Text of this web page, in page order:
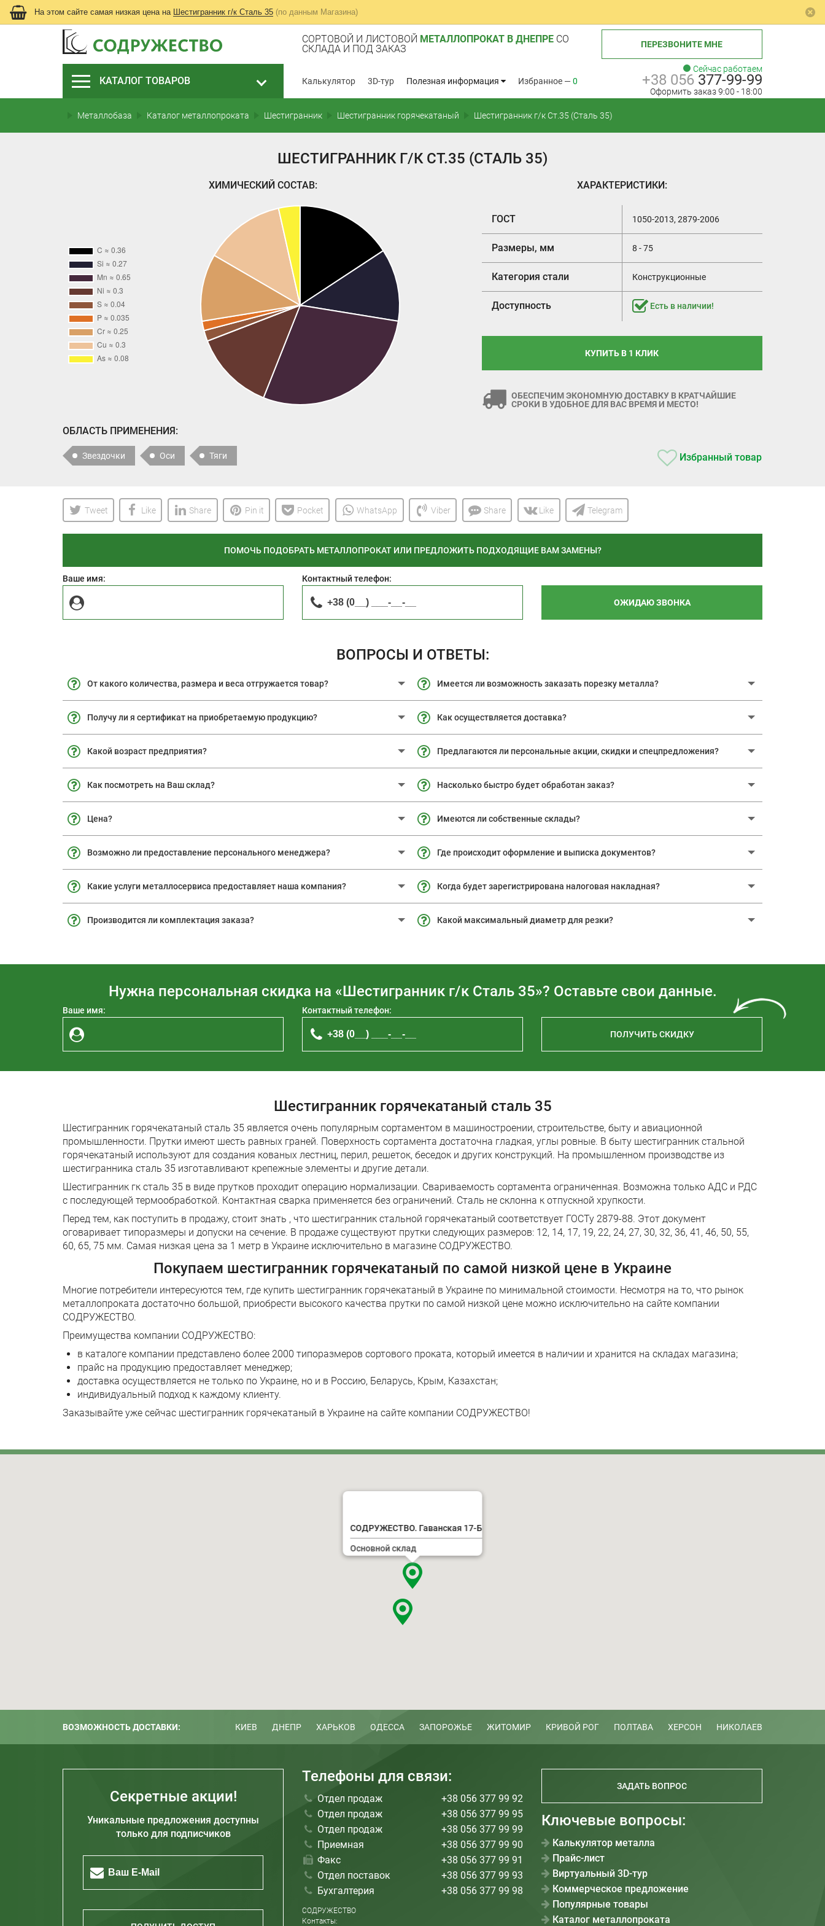
На этом сайте самая низкая цена на Шестигранник г/к Сталь 35 (по данным Магазина)
СОРТОВОЙ И ЛИСТОВОЙ МЕТАЛЛОПРОКАТ В ДНЕПРЕ СО
СКЛАДА И ПОД ЗАКАЗ
ПЕРЕЗВОНИТЕ МНЕ
КАТАЛОГ ТОВАРОВ Калькулятор 3D-тур Полезная информация Избранное —0
Сейчас работаем
+38 056 377-99-99
Оформить заказ 9:00 - 18:00
Металлобаза Каталог металлопроката Шестигранник Шестигранник горячекатаный Шестигранник г/к Ст.35 (Сталь 35)
ШЕСТИГРАННИК Г/К СТ.35 (СТАЛЬ 35)
ХИМИЧЕСКИЙ СОСТАВ: ХАРАКТЕРИСТИКИ:
ГОСТ 1050-2013, 2879-2006
Размеры, мм 8 - 75
Категория стали Конструкционные
Доступность Есть в наличии!
КУПИТЬ В 1 КЛИК
ОБЕСПЕЧИМ ЭКОНОМНУЮ ДОСТАВКУ В КРАТЧАЙШИЕ
СРОКИ В УДОБНОЕ ДЛЯ ВАС ВРЕМЯ И МЕСТО!
Избранный товар
ОБЛАСТЬ ПРИМЕНЕНИЯ:
Звездочки Оси Тяги
Tweet Like Share Pin it Pocket WhatsApp Viber Share Like Telegram
ПОМОЧЬ ПОДОБРАТЬ МЕТАЛЛОПРОКАТ ИЛИ ПРЕДЛОЖИТЬ ПОДХОДЯЩИЕ ВАМ ЗАМЕНЫ?
Ваше имя: Контактный телефон:
ОЖИДАЮ ЗВОНКА
ВОПРОСЫ И ОТВЕТЫ:
От какого количества, размера и веса отгружается товар?
Получу ли я сертификат на приобретаемую продукцию?
Какой возраст предприятия?
Как посмотреть на Ваш склад?
Цена?
Возможно ли предоставление персонального менеджера?
Какие услуги металлосервиса предоставляет наша компания?
Производится ли комплектация заказа?
Имеется ли возможность заказать порезку металла?
Как осуществляется доставка?
Предлагаются ли персональные акции, скидки и спецпредложения?
Насколько быстро будет обработан заказ?
Имеются ли собственные склады?
Где происходит оформление и выписка документов?
Когда будет зарегистрирована налоговая накладная?
Какой максимальный диаметр для резки?
Нужна персональная скидка на «Шестигранник г/к Сталь 35»? Оставьте свои данные.
Ваше имя: Контактный телефон:
ПОЛУЧИТЬ СКИДКУ
Шестигранник горячекатаный сталь 35
Шестигранник горячекатаный сталь 35 является очень популярным сортаментом в машиностроении, строительстве, быту и авиационной
промышленности. Прутки имеют шесть равных граней. Поверхность сортамента достаточна гладкая, углы ровные. В быту шестигранник стальной
горячекатаный используют для создания кованых лестниц, перил, решеток, беседок и других конструкций. На промышленном производстве из
шестигранника сталь 35 изготавливают крепежные элементы и другие детали.
Шестигранник гк сталь 35 в виде прутков проходит операцию нормализации. Свариваемость сортамента ограниченная. Возможна только АДС и РДС
с последующей термообработкой. Контактная сварка применяется без ограничений. Сталь не склонна к отпускной хрупкости.
Перед тем, как поступить в продажу, стоит знать , что шестигранник стальной горячекатаный соответствует ГОСТу 2879-88. Этот документ
оговаривает типоразмеры и допуски на сечение. В продаже существуют прутки следующих размеров: 12, 14, 17, 19, 22, 24, 27, 30, 32, 36, 41, 46, 50, 55,
60, 65, 75 мм. Самая низкая цена за 1 метр в Украине исключительно в магазине СОДРУЖЕСТВО.
Покупаем шестигранник горячекатаный по самой низкой цене в Украине
Многие потребители интересуются тем, где купить шестигранник горячекатаный в Украине по минимальной стоимости. Несмотря на то, что рынок
металлопроката достаточно большой, приобрести высокого качества прутки по самой низкой цене можно исключительно на сайте компании
СОДРУЖЕСТВО.
Преимущества компании СОДРУЖЕСТВО:
в каталоге компании представлено более 2000 типоразмеров сортового проката, который имеется в наличии и хранится на складах магазина;
прайс на продукцию предоставляет менеджер;
доставка осуществляется не только по Украине, но и в Россию, Беларусь, Крым, Казахстан;
индивидуальный подход к каждому клиенту.
Заказывайте уже сейчас шестигранник горячекатаный в Украине на сайте компании СОДРУЖЕСТВО!
СОДРУЖЕСТВО. Гаванская 17-Б
Основной склад
ВОЗМОЖНОСТЬ ДОСТАВКИ: КИЕВ ДНЕПР ХАРЬКОВ ОДЕССА ЗАПОРОЖЬЕ ЖИТОМИР КРИВОЙ РОГ ПОЛТАВА ХЕРСОН НИКОЛАЕВ
Секретные акции!
Уникальные предложения доступны
только для подписчиков
Телефоны для связи:
Отдел продаж
+38 056 377 99 92
Отдел продаж
+38 056 377 99 95
Отдел продаж
+38 056 377 99 99
Приемная
+38 056 377 99 90
Факс
+38 056 377 99 91
Отдел поставок
+38 056 377 99 93
Бухгалтерия
+38 056 377 99 98
СОДРУЖЕСТВО
Контакты:
ЗАДАТЬ ВОПРОС
Ключевые вопросы:
Калькулятор металла
Прайс-лист
Виртуальный 3D-тур
Коммерческое предложение
Популярные товары
Каталог металлопроката